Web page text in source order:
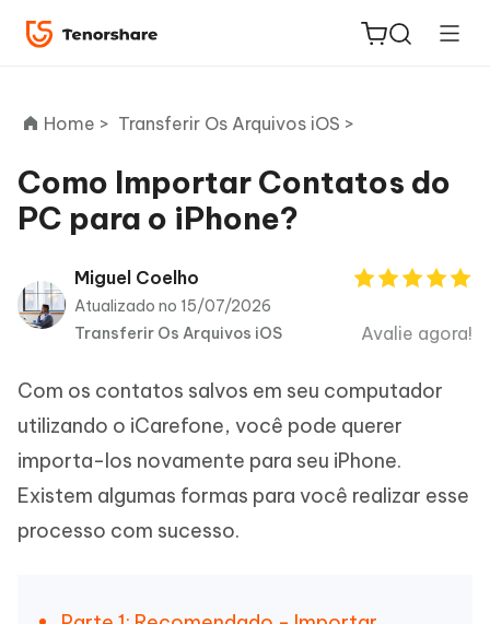
ReiBoot
PDNob
PDF
Novo
iAnyGo
Home > Transferir Os Arquivos iOS >
Como Importar Contatos do
PC para o iPhone?
Miguel Coelho
Atualizado no 15/07/2026
Transferir Os Arquivos iOS
Avalie agora!
Com os contatos salvos em seu computador
utilizando o iCarefone, você pode querer
importa-los novamente para seu iPhone.
Existem algumas formas para você realizar esse
processo com sucesso.